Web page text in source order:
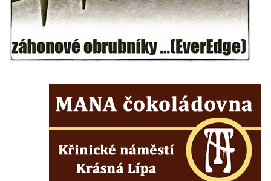
Českých Budějovicích
Semilech
na radnici v Českých Budějovicích
Pamětní deska na biskupské rezidenci v
biskupské rezidenci v Českých
Budějovicích